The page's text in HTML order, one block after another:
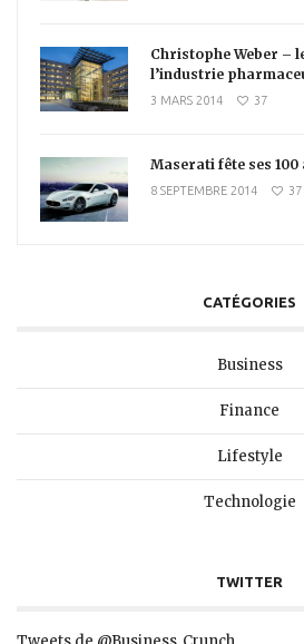
Christophe Weber –
l’industrie
3 MARS 2014 37
Maserati fête ses 100
8 SEPTEMBRE 2014 37
CATÉGORIES
Business
Finance
Lifestyle
Technologie
TWITTER